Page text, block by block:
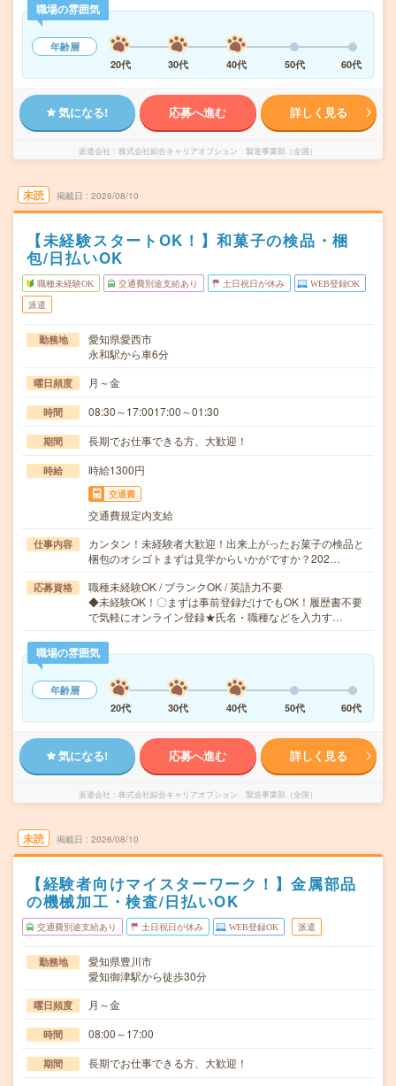
職場の雰囲気
年齢層
20代
30代 40代 50代 60代
気になる! 応募へ進む 詳しく見る
派遣会社 株式会社綜合キャリアオプション 製造事業部（全国）
未読 掲載日 2026/08/10
【未経験スタートOK！】和菓子の検品・梱
包/日払いOK
職種未経験OK 交通費別途支給あり 土日祝日が休み WEB登録OK
派遣
勤務地
愛知県愛西市
永和駅から車6分
曜日頻度 月～金
時間 08:30～17:0017:00～01:30
期間 長期でお仕事できる方、大歓迎！
時給 時給1300円
交通費
交通費規定内支給
仕事内容
カンタン！未経験者大歓迎！出来上がったお菓子の検品と
梱包のオシゴトまずは見学からいかがですか？202…
応募資格
職種未経験OK / ブランクOK / 英語力不要
◆未経験OK！〇まずは事前登録だけでもOK！履歴書不要
で気軽にオンライン登録★氏名・職種などを入力す…
職場の雰囲気
年齢層
20代
30代 40代 50代 60代
気になる! 応募へ進む 詳しく見る
派遣会社 株式会社綜合キャリアオプション 製造事業部（全国）
未読 掲載日 2026/08/10
【経験者向けマイスターワーク！】金属部品
の機械加工・検査/日払いOK
交通費別途支給あり 土日祝日が休み WEB登録OK 派遣
勤務地
愛知県豊川市
愛知御津駅から徒歩30分
曜日頻度 月～金
時間 08:00～17:00
期間
長期でお仕事できる方、大歓迎！